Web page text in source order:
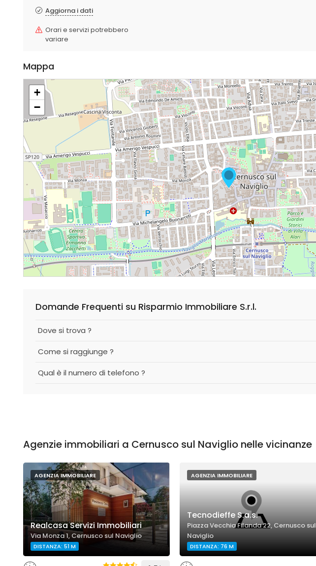
Aggiorna i dati
Orari e servizi potrebbero
variare
Mappa
+
−
Domande Frequenti su Risparmio Immobiliare S.r.l.
Dove si trova ?
Come si raggiunge ?
Qual è il numero di telefono ?
Agenzie immobiliari a Cernusco sul Naviglio nelle vicinanze
AGENZIA IMMOBILIARE
Realcasa Servizi Immobiliari
Via Monza 1, Cernusco sul Naviglio
DISTANZA: 51 M
AGENZIA IMMOBILIARE
Tecnodieffe S.a.s.
Piazza Vecchia Filanda 22, Cernusco sul
Naviglio
DISTANZA: 76 M